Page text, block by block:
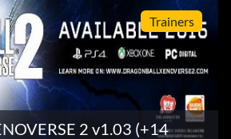
Trainers
2 v1.03 (+14